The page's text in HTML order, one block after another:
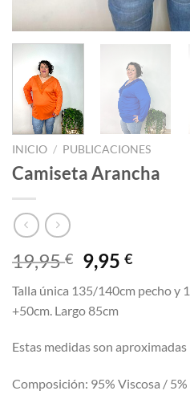
INICIO / PUBLICACIONES
Camiseta Arancha
19,95€ El
precio
original
era:
9,95€El
actual
Talla única 135/140cm pecho y
+50cm. Largo 85cm
Estas medidas son aproximadas
Composición: 95% Viscosa / 5%